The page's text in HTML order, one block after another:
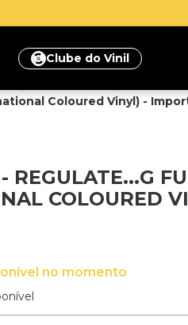
Clube do Vinil
Coloured Vinyl) -
REGULATE...G
COLOURED
no momento